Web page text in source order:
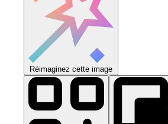
Réimaginez cette image